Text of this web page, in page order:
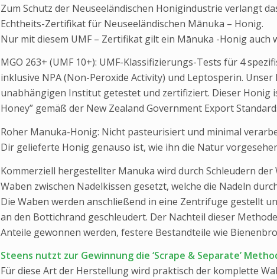
Zum Schutz der Neuseeländischen Honigindustrie verlangt
Echtheits-Zertifikat für Neuseeländischen Mānuka – Honig.
Nur mit diesem UMF – Zertifikat gilt ein Mānuka -Honig auch
MGO 263+ (UMF 10+): UMF-Klassifizierungs-Tests für 4
inklusive NPA (Non-Peroxide Activity) und Leptosperin.
unabhängigen Institut getestet und zertifiziert. Dieser Honig
Honey” gemäß der New Zealand Government Export
Roher Manuka-Honig: Nicht pasteurisiert und minimal
Dir gelieferte Honig genauso ist, wie ihn die Natur
Kommerziell hergestellter Manuka wird durch Schleudern der
Waben zwischen Nadelkissen gesetzt, welche die Nadeln
Die Waben werden anschließend in eine Zentrifuge gestellt
an den Bottichrand geschleudert. Der Nachteil dieser
Anteile gewonnen werden, festere Bestandteile wie
Steens nutzt zur Gewinnung die ‘Scrape & Separate’
Für diese Art der Herstellung wird praktisch der komplette